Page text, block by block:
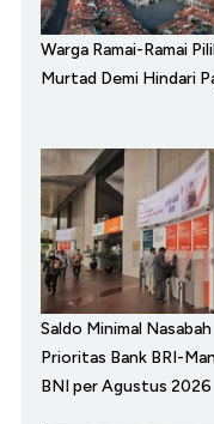
Warga Ramai-Ramai
Murtad Demi Hindari
Saldo Minimal Nasabah
Prioritas Bank BRI-
BNI per Agustus 2026